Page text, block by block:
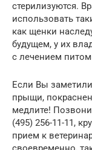
стерилизуются.
использовать
как щенки
будущем, у их
с лечением
Если Вы
прыщи,
медлите!
(495) 256-11-11,
прием к